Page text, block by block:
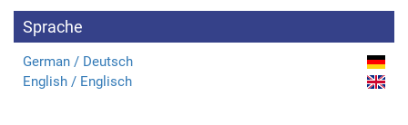
Sprache
German / Deutsch
English / Englisch